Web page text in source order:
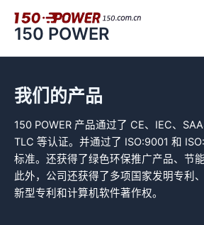
容
150 POWER
我们的产品
150 POWER 产品通过了 CE、IEC、SAA
TLC 等认证。并通过了 ISO:9001 和
标准。还获得了绿色环保推广产品、节
此外，公司还获得了多项国家发明专利
新型专利和计算机软件著作权。